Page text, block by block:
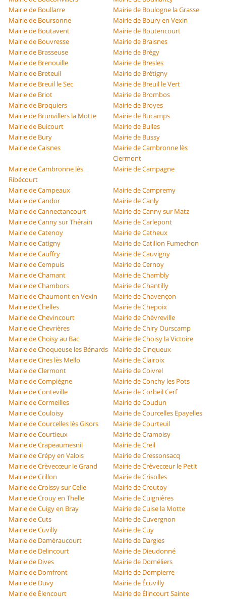
Mairie de Boullarre
Mairie de Boulogne la Grasse
Mairie de Boursonne
Mairie de Boury en Vexin
Mairie de Boutavent
Mairie de Boutencourt
Mairie de Bouvresse
Mairie de Braisnes
Mairie de Brasseuse
Mairie de Brégy
Mairie de Brenouille
Mairie de Bresles
Mairie de Breteuil
Mairie de Brétigny
Mairie de Breuil le Sec
Mairie de Breuil le Vert
Mairie de Briot
Mairie de Brombos
Mairie de Broquiers
Mairie de Broyes
Mairie de Brunvillers la Motte
Mairie de Bucamps
Mairie de Buicourt
Mairie de Bulles
Mairie de Bury
Mairie de Bussy
Mairie de Caisnes
Mairie de Cambronne lès
Clermont
Mairie de Cambronne lès
Ribécourt
Mairie de Campagne
Mairie de Campeaux
Mairie de Campremy
Mairie de Candor
Mairie de Canly
Mairie de Cannectancourt
Mairie de Canny sur Matz
Mairie de Canny sur Thérain
Mairie de Carlepont
Mairie de Catenoy
Mairie de Catheux
Mairie de Catigny
Mairie de Catillon Fumechon
Mairie de Cauffry
Mairie de Cauvigny
Mairie de Cempuis
Mairie de Cernoy
Mairie de Chamant
Mairie de Chambly
Mairie de Chambors
Mairie de Chantilly
Mairie de Chaumont en Vexin
Mairie de Chavençon
Mairie de Chelles
Mairie de Chepoix
Mairie de Chevincourt
Mairie de Chèvreville
Mairie de Chevrières
Mairie de Chiry Ourscamp
Mairie de Choisy au Bac
Mairie de Choisy la Victoire
Mairie de Choqueuse les Bénards
Mairie de Cinqueux
Mairie de Cires lès Mello
Mairie de Clairoix
Mairie de Clermont
Mairie de Coivrel
Mairie de Compiègne
Mairie de Conchy les Pots
Mairie de Conteville
Mairie de Corbeil Cerf
Mairie de Cormeilles
Mairie de Coudun
Mairie de Couloisy
Mairie de Courcelles Epayelles
Mairie de Courcelles lès Gisors
Mairie de Courteuil
Mairie de Courtieux
Mairie de Cramoisy
Mairie de Crapeaumesnil
Mairie de Creil
Mairie de Crépy en Valois
Mairie de Cressonsacq
Mairie de Crèvecœur le Grand
Mairie de Crèvecœur le Petit
Mairie de Crillon
Mairie de Crisolles
Mairie de Croissy sur Celle
Mairie de Croutoy
Mairie de Crouy en Thelle
Mairie de Cuignières
Mairie de Cuigy en Bray
Mairie de Cuise la Motte
Mairie de Cuts
Mairie de Cuvergnon
Mairie de Cuvilly
Mairie de Cuy
Mairie de Daméraucourt
Mairie de Dargies
Mairie de Delincourt
Mairie de Dieudonné
Mairie de Dives
Mairie de Doméliers
Mairie de Domfront
Mairie de Dompierre
Mairie de Duvy
Mairie de Écuvilly
Mairie de Élencourt
Mairie de Élincourt Sainte